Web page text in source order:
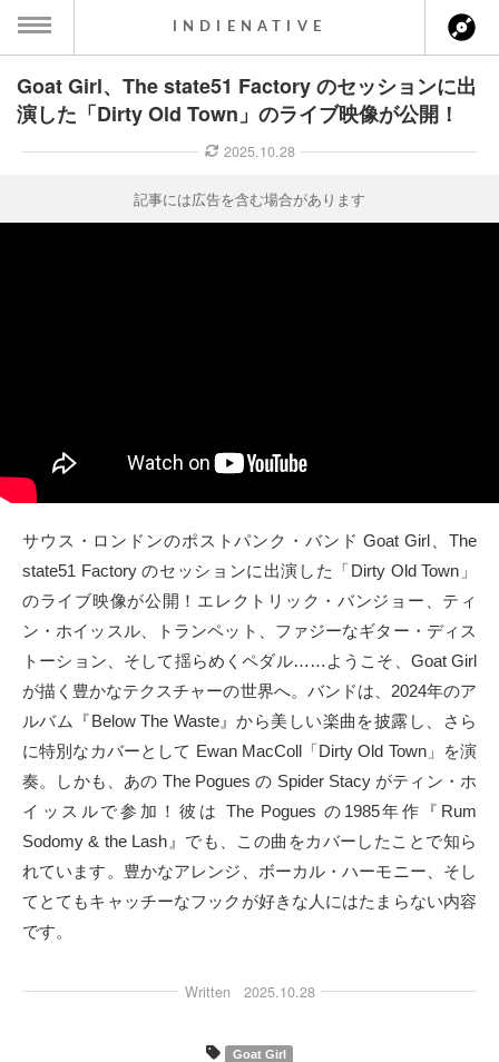
MENU
ト
クト
Twitter
Facebook
instagram
Tumblr
Soundcloud
INDIENATIVE
Goat Girl、The state51 Factory のセッションに出
演した「Dirty Old Town」のライブ映像が公開！
2025.10.28
記事には広告を含む場合があります
サウス・ロンドンのポストパンク・バンド Goat Girl、The
state51 Factory のセッションに出演した「Dirty Old Town」
のライブ映像が公開！エレクトリック・バンジョー、ティ
ン・ホイッスル、トランペット、ファジーなギター・ディス
トーション、そして揺らめくペダル……ようこそ、Goat Girl
が描く豊かなテクスチャーの世界へ。バンドは、2024年のア
ルバム『Below The Waste』から美しい楽曲を披露し、さら
に特別なカバーとして Ewan MacColl「Dirty Old Town」を演
奏。しかも、あの The Pogues の Spider Stacy がティン・ホ
イッスルで参加！彼は The Pogues の1985年作『Rum
Sodomy & the Lash』でも、この曲をカバーしたことで知ら
れています。豊かなアレンジ、ボーカル・ハーモニー、そし
てとてもキャッチーなフックが好きな人にはたまらない内容
です。
Written 2025.10.28
Goat Girl